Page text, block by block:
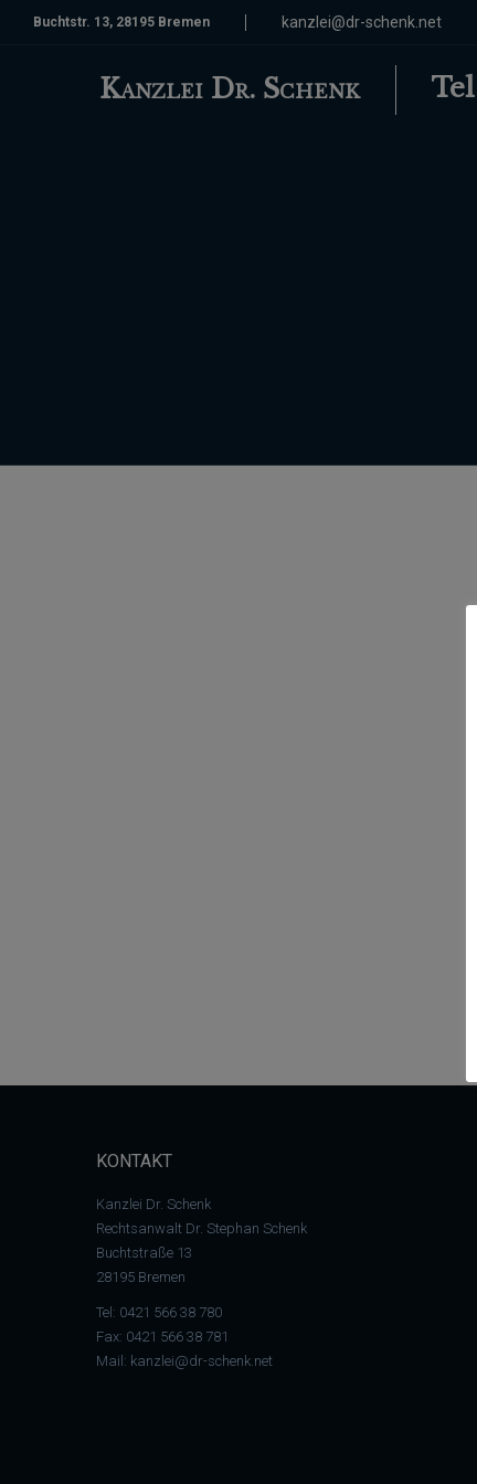
Buchtstr. 13, 28195 Bremen kanzlei@dr-schenk.net
Kanzlei Dr. Schenk
KONTAKT
Kanzlei Dr. Schenk
Rechtsanwalt Dr. Stephan Schenk
Buchtstraße 13
28195 Bremen
Tel: 0421 566 38 780
Fax: 0421 566 38 781
Mail: kanzlei@dr-schenk.net